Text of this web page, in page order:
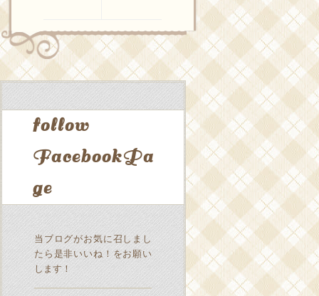
follow
FacebookPa
ge
当ブログがお気に召しまし
たら是非いいね！をお願い
します！